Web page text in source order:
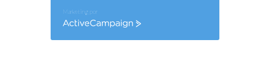
Marketing por
ActiveCampaign